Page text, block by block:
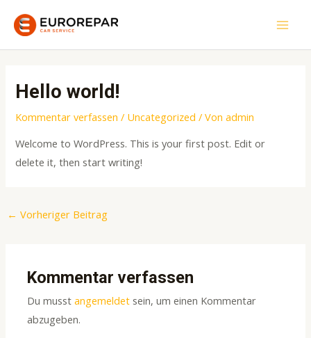
Inhalt
springen
Hello world!
Kommentar verfassen / Uncategorized / Vonadmin
Welcome to WordPress. This is your first post. Edit or
delete it, then start writing!
Post
← Vorheriger Beitrag
Kommentar verfassen
Du musstangemeldet sein, um einen Kommentar
abzugeben.